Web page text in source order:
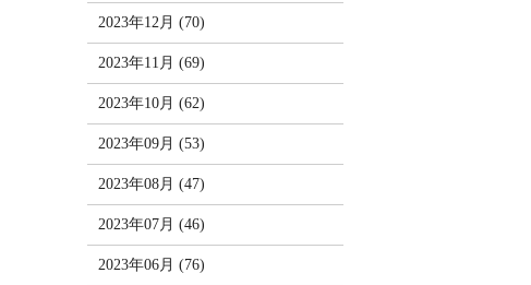
2023年12月 (70)
2023年11月 (69)
2023年10月 (62)
2023年09月 (53)
2023年08月 (47)
2023年07月 (46)
2023年06月 (76)